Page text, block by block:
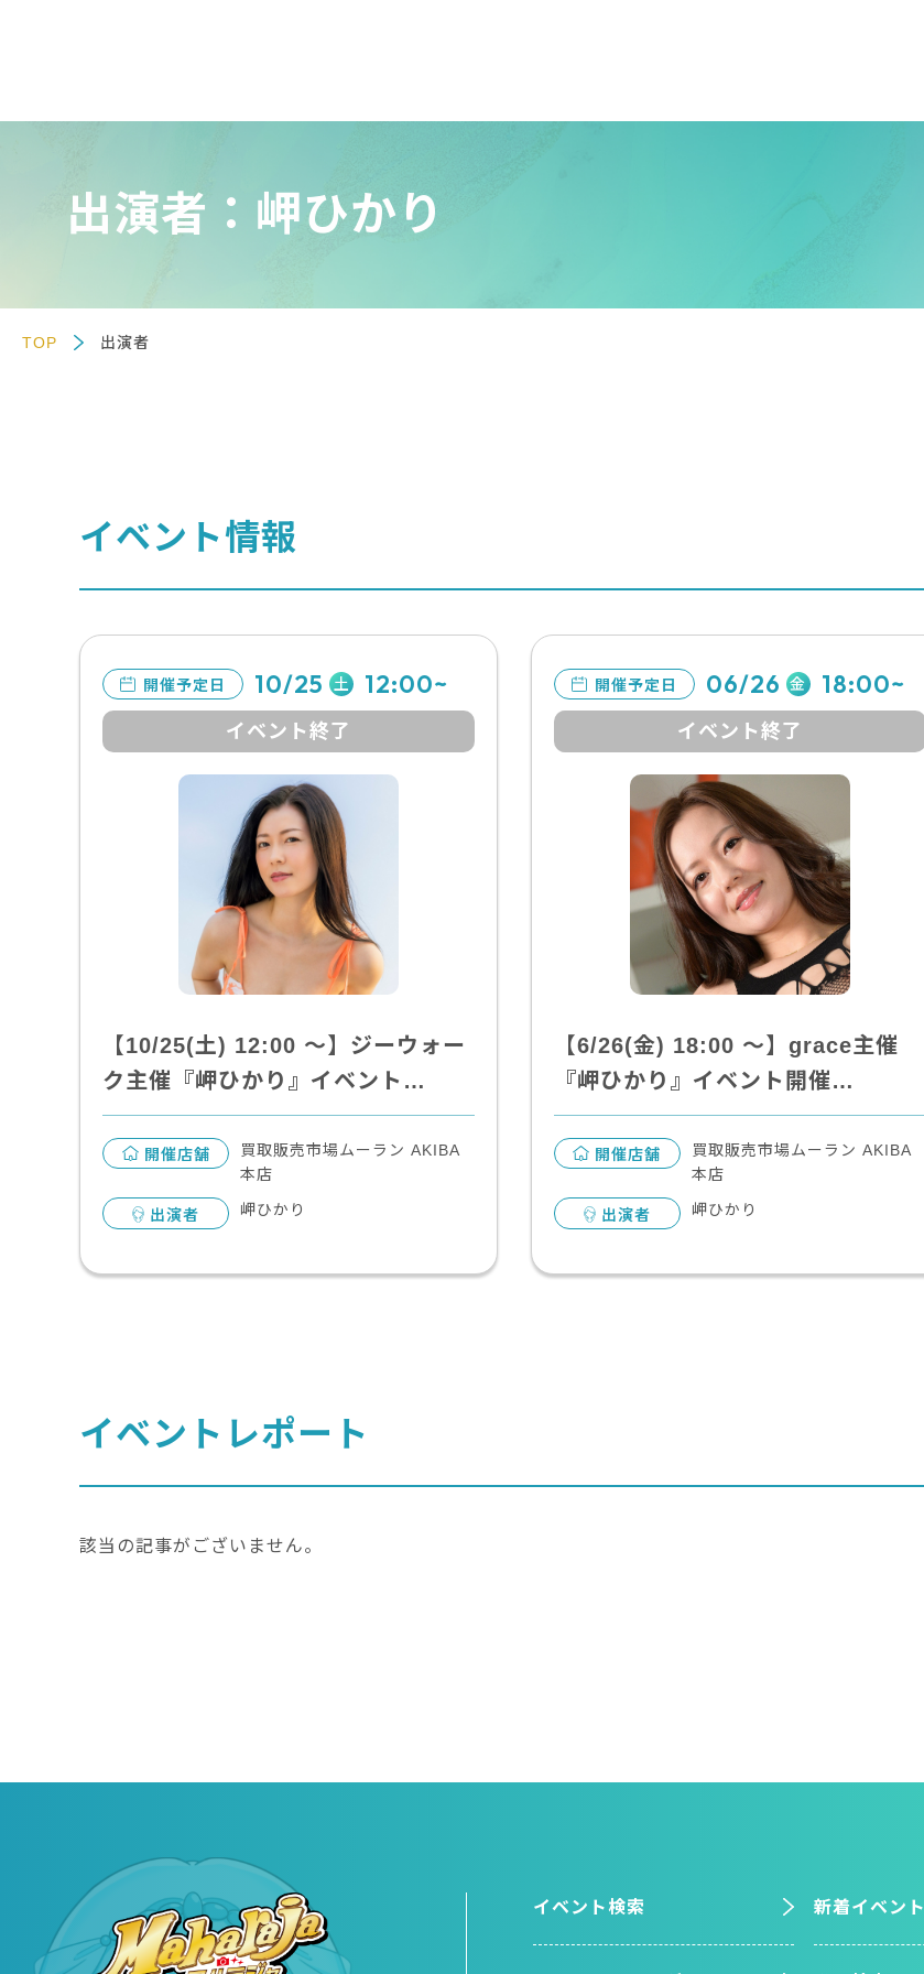
出演者：岬ひかり
TOP 出演者
イベント情報
開催予定日 10/25 土 12:00~
イベント終了
【10/25(土) 12:00 〜】ジーウォー
ク主催『岬ひかり』イベント…
開催店舗
買取販売市場ムーラン AKIBA
本店
出演者 岬ひかり
開催予定日 06/26 金 18:00~
イベント終了
【6/26(金) 18:00 〜】grace主催
『岬ひかり』イベント開催…
開催店舗
買取販売市場ムーラン AKIBA
本店
出演者 岬ひかり
イベントレポート
該当の記事がございません。
イベント検索 新着イベント